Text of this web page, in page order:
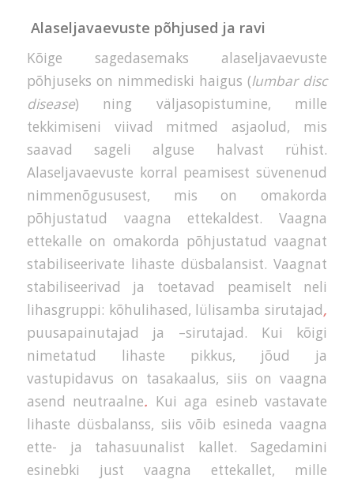
Alaseljavaevuste põhjused ja ravi
Kõige sagedasemaks alaseljavaevuste
põhjuseks on nimmediski haigus (lumbar disc
disease) ning väljasopistumine, mille
tekkimiseni viivad mitmed asjaolud, mis
saavad sageli alguse halvast rühist.
Alaseljavaevuste korral peamisest süvenenud
nimmenõgususest, mis on omakorda
põhjustatud vaagna ettekaldest. Vaagna
ettekalle on omakorda põhjustatud vaagnat
stabiliseerivate lihaste düsbalansist. Vaagnat
stabiliseerivad ja toetavad peamiselt neli
lihasgruppi: kõhulihased, lülisamba sirutajad,
puusapainutajad ja –sirutajad. Kui kõigi
nimetatud lihaste pikkus, jõud ja
vastupidavus on tasakaalus, siis on vaagna
asend neutraalne. Kui aga esineb vastavate
lihaste düsbalanss, siis võib esineda vaagna
ette- ja tahasuunalist kallet. Sagedamini
esinebki just vaagna ettekallet, mille